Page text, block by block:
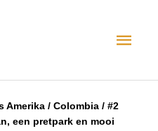
Amerika / Colombia / #2
een pretpark en mooi